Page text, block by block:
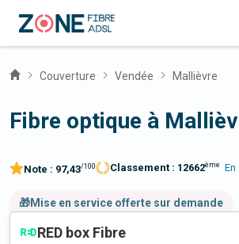
Couverture Vendée Mallièvre
Fibre optique à
Note : 97,43/100 Classement : 12662ème En
🎁Mise en service offerte sur demande
RED box Fibre